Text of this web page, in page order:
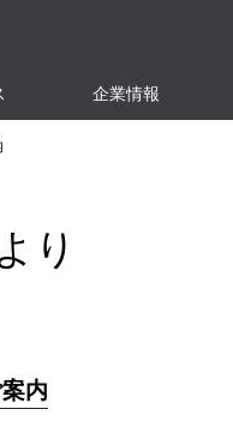
企業情報
り
内